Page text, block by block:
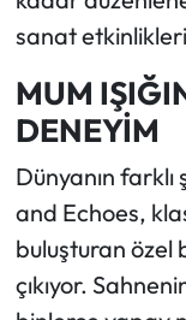
sanat
MUM
DENEYİM
Dünyanın
and Echoes,
buluşturan özel
çıkıyor.